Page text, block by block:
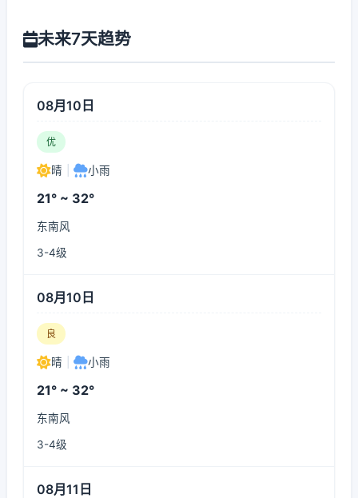
未来7天趋势
08月10日
优
晴 小雨
21° ~ 32°
东南风
3-4级
08月10日
良
晴 小雨
21° ~ 32°
东南风
3-4级
08月11日